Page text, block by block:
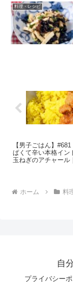
料理・レシピ
【男子ごはん】
ぱくて辛い本格イン
玉ねぎのアチャール
ホーム 料
自
プライバシー